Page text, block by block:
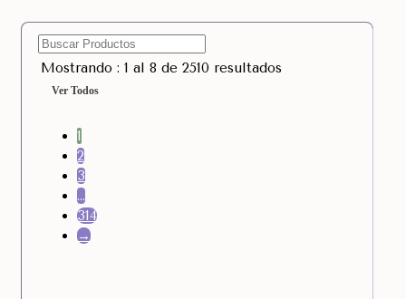
Mostrando : 1 al 8 de 2510 resultados
Ver Todos
1
2
3
…
314
→